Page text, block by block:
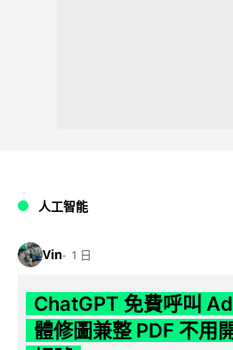
人工智能
Vin 1 日
ChatGPT 免費呼叫
體修圖兼整 PDF 不用